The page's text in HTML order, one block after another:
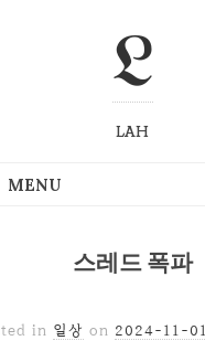
L
LAH
스레드 폭파
in 일상 on 2024-11-01